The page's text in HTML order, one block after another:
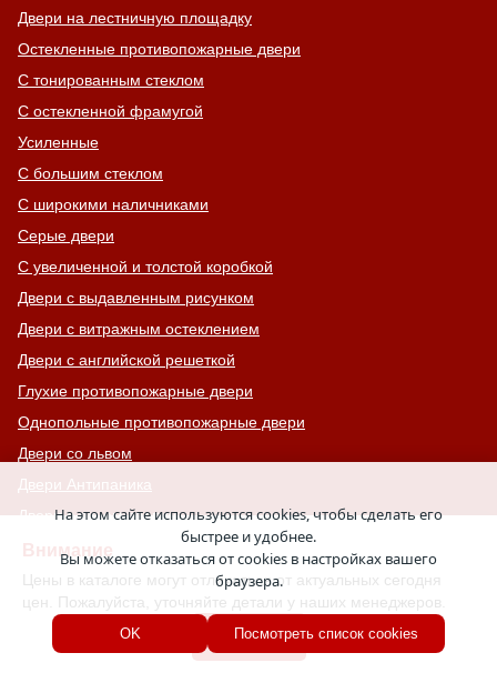
Внимание
Цены в каталоге могут отличаться от актуальных сегодня
цен. Пожалуйста, уточняйте детали у наших менеджеров.
Хорошо
Двери на лестничную площадку
Остекленные противопожарные двери
С тонированным стеклом
С остекленной фрамугой
Усиленные
С большим стеклом
С широкими наличниками
Серые двери
С увеличенной и толстой коробкой
Двери с выдавленным рисунком
Двери с витражным остеклением
Двери с английской решеткой
Глухие противопожарные двери
Однопольные противопожарные двери
Двери со львом
Двери Антипаника
Двери с окном сверху
Двери для хозяйственных помещений
Входные группы
Входные двери с кнокером
Двери с капителью
На этом сайте используются cookies, чтобы сделать его
быстрее и удобнее.
Вы можете отказаться от cookies в настройках вашего
браузера.
OK Посмотреть список cookies